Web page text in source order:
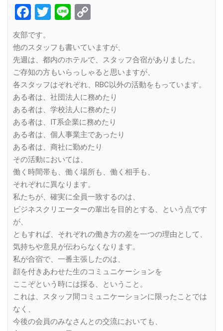
Facebook
Twitter
Line
友部です。
他のスタッフも書いていますが、
先週は、都内のホテルで、スタッフ合宿がありました。
ご存知の方もいらっしゃると思いますが、
各スタッフはぞれぞれ、RBC以外の活動をもっています。
ある者は、社団法人に務めたり
ある者は、学校法人に務めたり
ある者は、IT系企業に務めたり
ある者は、個人事業主であったり
ある者は、商社に勤めたり
その活動においては、
働く時間帯も、働く場所も、働く相手も、
それぞれに異なります。
私たちが、確実に全員一致するのは、
ビジネスクリエーターの輩出を目的とする、という点です
が、
ともすれば、それぞれの働き方の差を一つの理由として、
気持ちや意見が伝わらなくなります。
私が合宿で、一番主張したのは、
顔を付きあわせた生のコミュニケーションを
ここぞという時には採る、ということ。
これは、スタッフ間コミュニケーションに限ったことでは
なく、
今後の会員のみなさんとの交流においても、